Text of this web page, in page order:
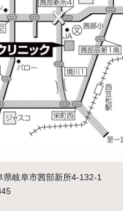
県岐阜市茜部新所4-132-1